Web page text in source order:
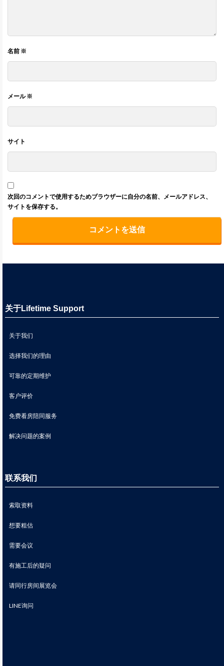
名前 ※
メール※
サイト
次回のコメントで使用するためブラウザーに自分の名前、メールアドレス、
サイトを保存する。
关于Lifetime Support
关于我们
选择我们的理由
可靠的定期维护
客户评价
免费看房陪同服务
解决问题的案例
联系我们
索取资料
想要粗估
需要会议
有施工后的疑问
请同行房间展览会
LINE询问